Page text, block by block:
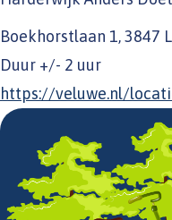
Boekhorstlaan 1, 3847
Duur +/- 2 uur
https://veluwe.nl/